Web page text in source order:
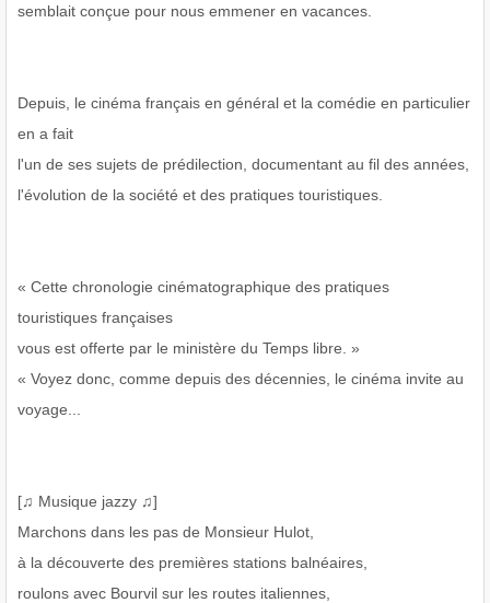
semblait conçue pour nous emmener en vacances.
Depuis, le cinéma français en général et la comédie en particulier
en a fait
l'un de ses sujets de prédilection, documentant au fil des années,
l'évolution de la société et des pratiques touristiques.
« Cette chronologie cinématographique des pratiques
touristiques françaises
vous est offerte par le ministère du Temps libre. »
« Voyez donc, comme depuis des décennies, le cinéma invite au
voyage...
[♫ Musique jazzy ♫]
Marchons dans les pas de Monsieur Hulot,
à la découverte des premières stations balnéaires,
roulons avec Bourvil sur les routes italiennes,